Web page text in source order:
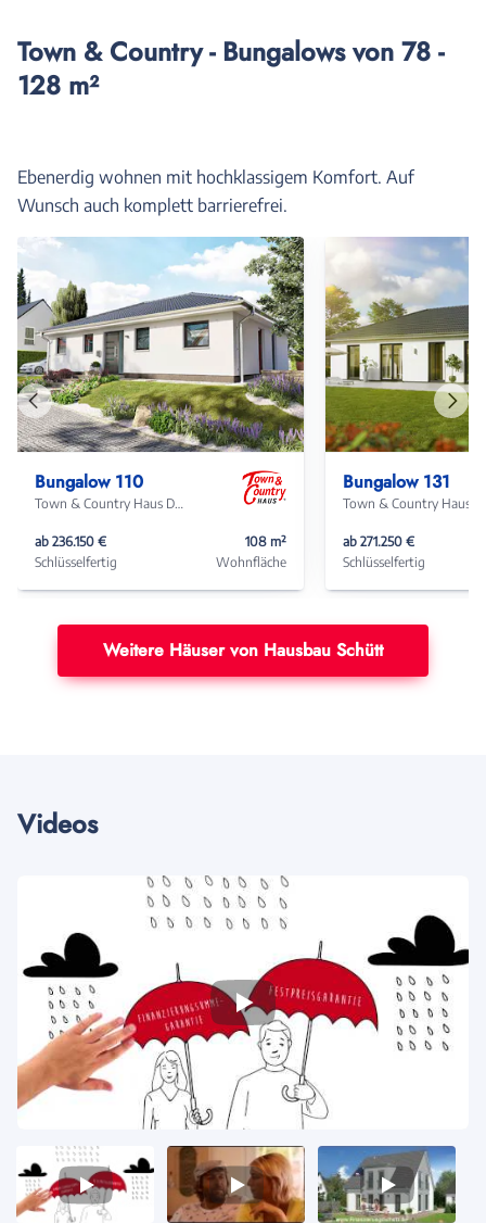
Town & Country - Bungalows von 78 -
128 m²
Ebenerdig wohnen mit hochklassigem Komfort. Auf
Wunsch auch komplett barrierefrei.
Bungalow 110
Town & Country Haus Deutschland
ab 236.150 €
Schlüsselfertig
108 m²
Wohnfläche
Bungalow 131
ab 271.250 €
Schlüsselfertig
Vorheriges
Haus
Haus
Weitere Häuser von Hausbau Schütt
Videos
Video
Video
2
Video
3